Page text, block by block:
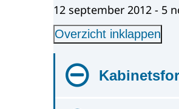
12 september 2012 - 5
Overzicht inklappen